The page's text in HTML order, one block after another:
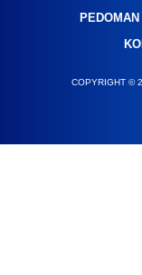
COPYRIGHT ©